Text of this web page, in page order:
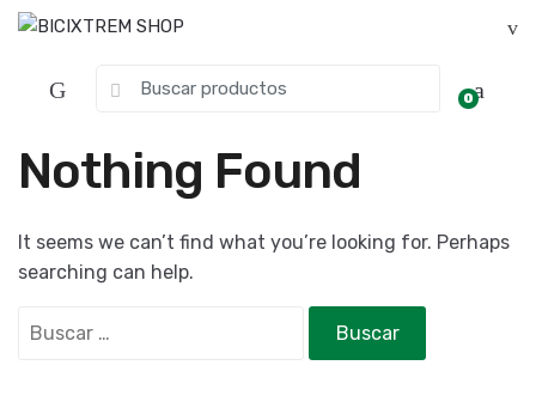
0
Nothing Found
It seems we can’t find what you’re looking for. Perhaps
searching can help.